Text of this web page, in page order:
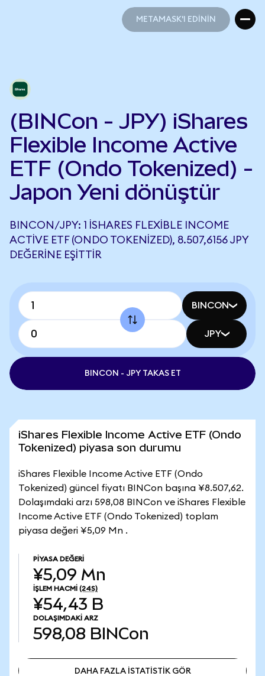
METAMASK'I EDİNİN
(BINCon - JPY) iShares
Flexible Income Active
ETF (Ondo Tokenized) -
Japon Yeni dönüştür
BINCON/JPY: 1 ISHARES FLEXIBLE INCOME
ACTIVE ETF (ONDO TOKENIZED), 8.507,6156 JPY
DEĞERINE EŞITTIR
BINCON
JPY
BINCON - JPY TAKAS ET
iShares Flexible Income Active ETF (Ondo
Tokenized) piyasa son durumu
iShares Flexible Income Active ETF (Ondo
Tokenized) güncel fiyatı BINCon başına ¥8.507,62.
Dolaşımdaki arzı 598,08 BINCon ve iShares Flexible
Income Active ETF (Ondo Tokenized) toplam
piyasa değeri ¥5,09 Mn .
PIYASA DEĞERI
¥5,09 Mn
İŞLEM HACMI (24S)
¥54,43 B
DOLAŞIMDAKI ARZ
598,08 BINCon
DAHA FAZLA İSTATİSTİK GÖR